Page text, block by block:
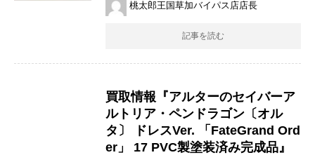
桃太郎王国草加バイパス店店長
記事を読む
買取情報『アルターのセイバーア
ルトリア・ペンドラゴン〔オル
タ〕 ​ドレスVer. ​「FateGrand ​Ord
er」 ​17 ​PVC製塗装済み完成品』